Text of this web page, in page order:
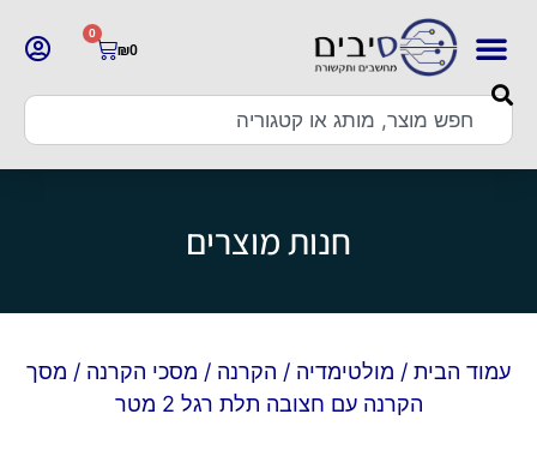
₪0
0
חנות מוצרים
עמוד הבית / מולטימדיה / הקרנה / מסכי הקרנה / מסך
הקרנה עם חצובה תלת רגל 2 מטר